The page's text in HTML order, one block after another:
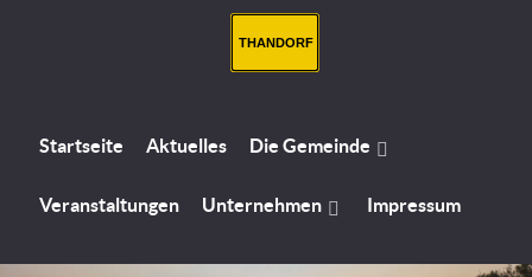
THANDORF
Startseite Aktuelles Die Gemeinde
Veranstaltungen Unternehmen Impressum